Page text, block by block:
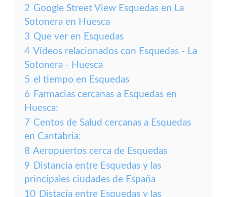
2 Google Street View Esquedas en La
Sotonera en Huesca
3 Que ver en Esquedas
4 Vídeos relacionados con Esquedas - La
Sotonera - Huesca
5 el tiempo en Esquedas
6 Farmacias cercanas a Esquedas en
Huesca:
7 Centos de Salud cercanas a Esquedas
en Cantabria:
8 Aeropuertos cerca de Esquedas
9 Distancia entre Esquedas y las
principales ciudades de España
10 Distacia entre Esquedas y las